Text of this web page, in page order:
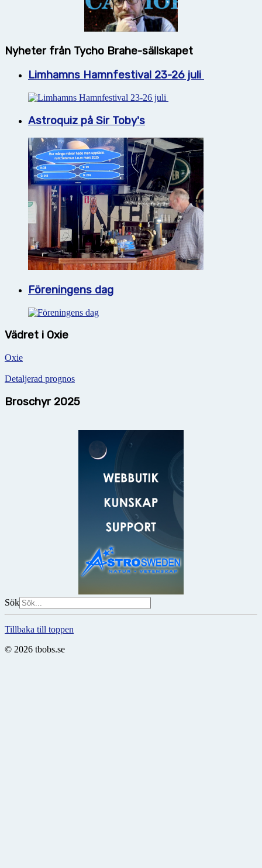
Nyheter från Tycho Brahe-sällskapet
Limhamns Hamnfestival 23-26 juli
Astroquiz på Sir Toby's
Föreningens dag
Vädret i Oxie
Oxie
Detaljerad prognos
Broschyr 2025
Sök
Tillbaka till toppen
© 2026 tbobs.se